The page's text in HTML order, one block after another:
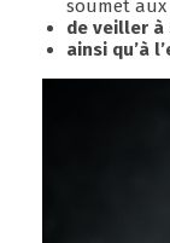
soumet aux
de veiller
ainsi qu’à